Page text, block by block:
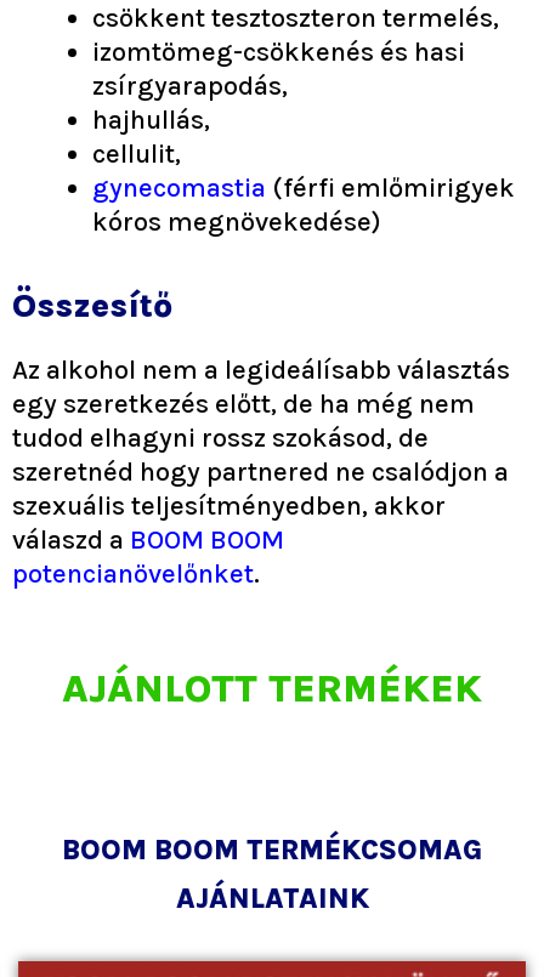
csökkent tesztoszteron termelés,
izomtömeg-csökkenés és hasi
zsírgyarapodás,
hajhullás,
cellulit,
gynecomastia (férfi emlőmirigyek
kóros megnövekedése)
Összesítő
Az alkohol nem a legideálísabb választás
egy szeretkezés előtt, de ha még nem
tudod elhagyni rossz szokásod, de
szeretnéd hogy partnered ne csalódjon a
szexuális teljesítményedben, akkor
válaszd a BOOM BOOM
potencianövelőnket.
AJÁNLOTT TERMÉKEK
BOOM BOOM TERMÉKCSOMAG
AJÁNLATAINK